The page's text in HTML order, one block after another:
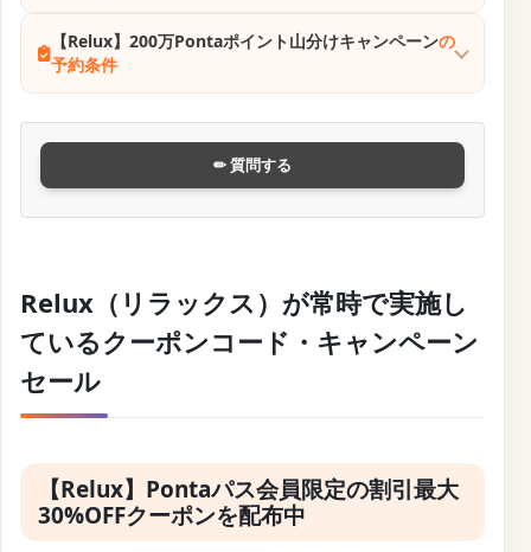
【Relux】200万Pontaポイント山分けキャンペーンの
予約条件
✏ 質問する
Relux（リラックス）が常時で実施し
ているクーポンコード・キャンペーン
セール
【Relux】Pontaパス会員限定の割引最大
30%OFFクーポンを配布中